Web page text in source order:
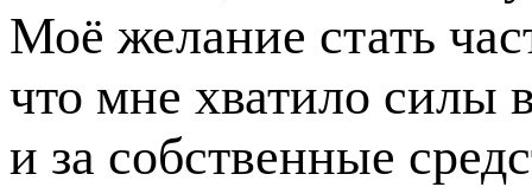
Моё желание стать
что мне хватило силы
и за собственные